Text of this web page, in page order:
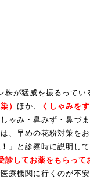
株が猛威を振るってい
） ほか、
くしゃみを
ゃみ・鼻みず・鼻づま
、早めの花粉対策を
」と診察時に説明して
診してお薬をもらって
療機関に行くのが不